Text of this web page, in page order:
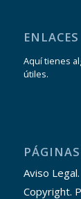
Aquí tienes
útiles.
PÁGINAS
Aviso
Copyright.